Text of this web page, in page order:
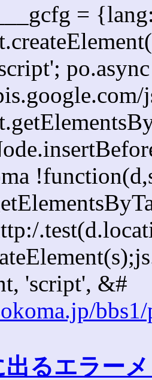
=
'script', &#
出るエラー